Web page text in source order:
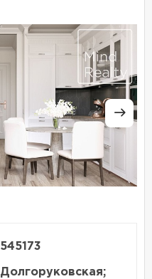
545173
Долгоруковская;